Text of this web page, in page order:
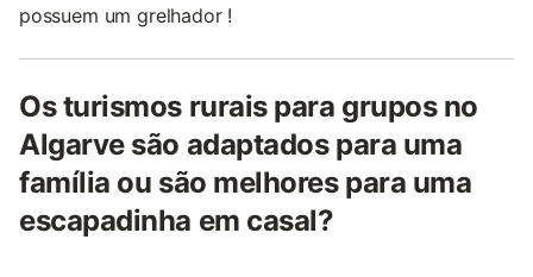
possuem um grelhador !
Os turismos rurais para grupos no
Algarve são adaptados para uma
família ou são melhores para uma
escapadinha em casal?